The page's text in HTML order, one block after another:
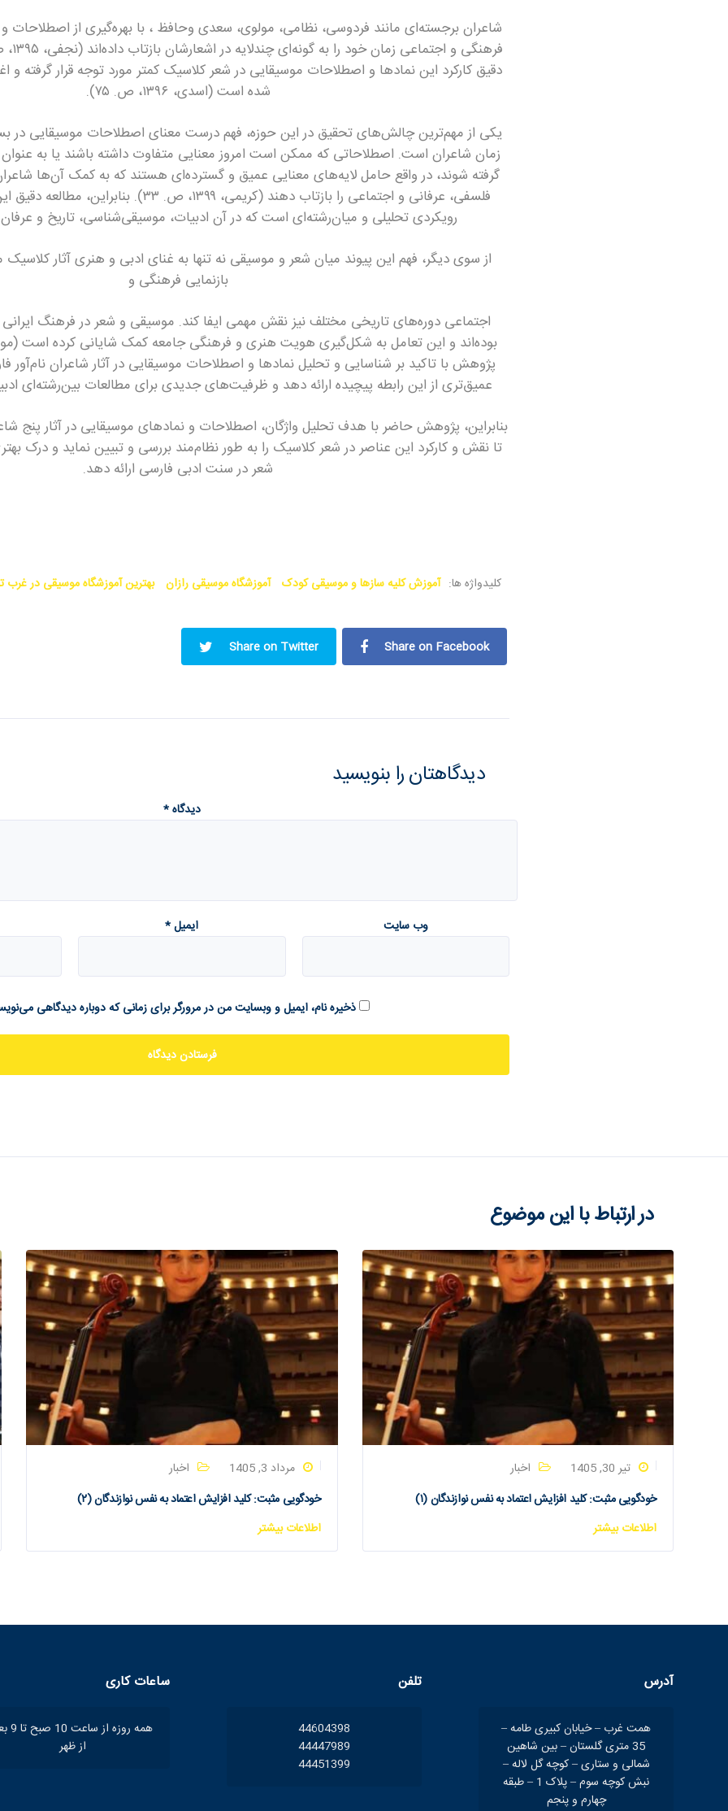
شاعران برجسته‌ای مانند فردوسی، نظامی، مولوی، سعدی وحافظ ، با بهره‌گیری از
دقیق کارکرد این نمادها و اصطلاحات موسیقایی در شعر کلاسیک کمتر مورد توجه قرار گرفته
شده است (اسدی، ۱۳۹۶، ص. ۷۵).
یکی از مهم‌ترین چالش‌های تحقیق در این حوزه، فهم درست معنای اصطلاحات موسیقایی در
زمان شاعران است. اصطلاحاتی که ممکن است امروز معنایی متفاوت داشته باشند یا به عنوان
گرفته شوند، در واقع حامل لایه‌های معنایی عمیق و گسترده‌ای هستند که به کمک آن‌ها
فلسفی، عرفانی و اجتماعی را بازتاب دهند (کریمی، ۱۳۹۹،
رویکردی تحلیلی و میان‌رشته‌ای است که در آن ادبیات، موسیقی‌شناسی، تاریخ و
از سوی دیگر، فهم این پیوند میان شعر و موسیقی نه تنها به غنای ادبی و هنری آثار کلاسیک
بازنمایی فرهنگی و
اجتماعی دوره‌های تاریخی مختلف نیز نقش مهمی ایفا کند. موسیقی و شعر در فرهنگ
پژوهش با تاکید بر شناسایی و تحلیل نمادها و اصطلاحات موسیقایی در آثار شاعران نام‌آور
عمیق‌تری از این رابطه پیچیده ارائه دهد و ظرفیت‌های جدیدی برای مطالعات بین‌رشته‌ای
بنابراین، پژوهش حاضر با هدف تحلیل واژگان، اصطلاحات و نمادهای موسیقایی در آثار پنج
تا نقش و کارکرد این عناصر در شعر کلاسیک را به طور نظام‌مند بررسی و تبیین نماید و درک
شعر در سنت ادبی فارسی ارائه دهد.
کلیدواژه ها: آموزش کلیه سازها و موسیقی کودک آموزشگاه موسیقی رازان بهترین آموزشگاه موسیقی در غرب
Share on Facebook
Share on Twitter
دیدگاهتان را بنویسید
دیدگاه*
ایمیل* وب‌ سایت
ذخیره نام، ایمیل و وبسایت من در مرورگر برای زمانی که دوباره دیدگاهی
در ارتباط با این موضوع
مرداد 3, 1405
اخبار
خودگویی مثبت: کلید افزایش اعتماد به نفس نوازندگان (۲)
اطلاعات بیشتر
تیر 30, 1405
اخبار
خودگویی مثبت: کلید افزایش اعتماد به نفس نوازندگان (۱)
اطلاعات بیشتر
ساعات کاری
همه روزه
از ظهر
تلفن
44604398
44447989
44451399
آدرس
همت غرب – خیابان کبیری طامه –
35 متری گلستان – بین شاهین
شمالی و ستاری – کوچه گل لاله –
نبش کوچه سوم – پلاک 1 – طبقه
چهارم و پنجم